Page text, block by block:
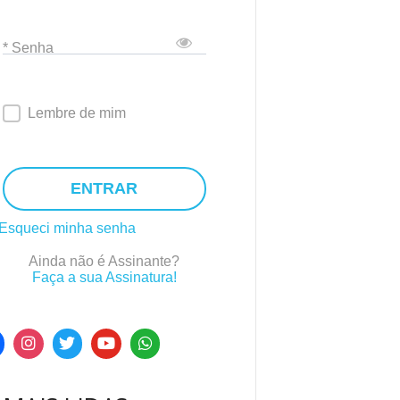
* Senha
Lembre de mim
ENTRAR
Esqueci minha senha
Ainda não é Assinante?
Faça a sua Assinatura!